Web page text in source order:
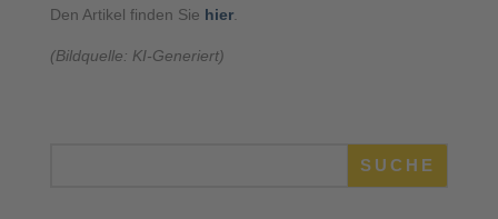
Den Artikel finden Sie hier.
(Bildquelle: KI-Generiert)
SUCHE